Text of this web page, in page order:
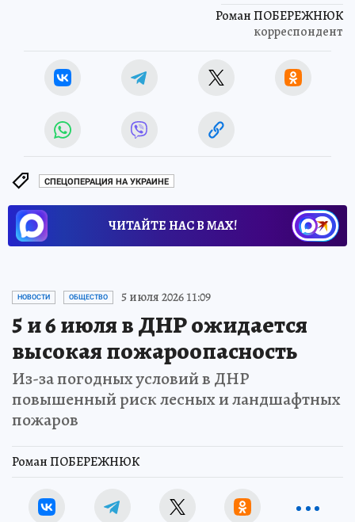
Роман ПОБЕРЕЖНЮК
корреспондент
СПЕЦОПЕРАЦИЯ НА УКРАИНЕ
ЧИТАЙТЕ НАС В МАХ!
НОВОСТИ ОБЩЕСТВО 5 июля 2026 11:09
5 и 6 июля в ДНР ожидается
высокая пожароопасность
Из-за погодных условий в ДНР
повышенный риск лесных и ландшафтных
пожаров
Роман ПОБЕРЕЖНЮК